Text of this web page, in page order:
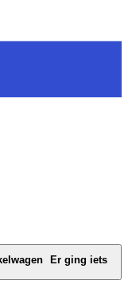
Er ging iets